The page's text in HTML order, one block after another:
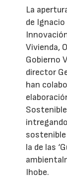
La
de
Vivienda,
Gobierno
director
han
la de las
Ihobe.